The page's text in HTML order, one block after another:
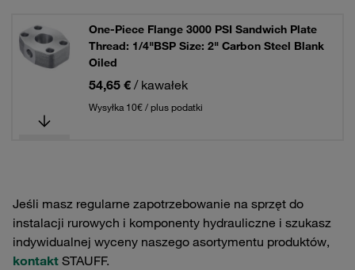
One-Piece Flange 3000 PSI Sandwich Plate
Thread: 1/4"BSP Size: 2" Carbon Steel Blank
Oiled
54,65 € / kawałek
Wysyłka 10€ / plus podatki
Jeśli masz regularne zapotrzebowanie na sprzęt do
instalacji rurowych i komponenty hydrauliczne i szukasz
indywidualnej wyceny naszego asortymentu produktów,
kontakt STAUFF.